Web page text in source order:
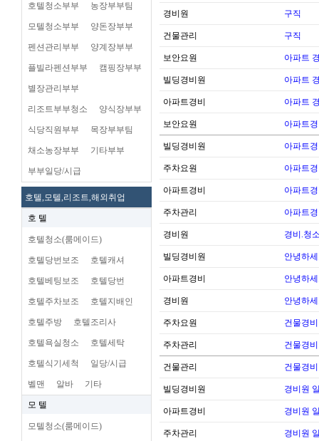
호텔청소부부 농장부부팀
모텔청소부부 양돈장부부
펜션관리부부 양계장부부
플빌라펜션부부 캠핑장부부
별장관리부부
리조트부부청소 양식장부부
식당직원부부 목장부부팀
채소농장부부 기타부부
부부일당/시급
호텔,모텔,리조트,해외취업
호 텔
호텔청소(룸메이드)
호텔당번보조 호텔캐셔
호텔베팅보조 호텔당번
호텔주차보조 호텔지배인
호텔주방 호텔조리사
호텔욕실청소 호텔세탁
호텔식기세척 일당/시급
벨맨 알바 기타
모 텔
모텔청소(룸메이드)
경비원 구직
건물관리 구직
보안요원 아파트
빌딩경비원 아파트
아파트경비 아파트
보안요원 아파트
빌딩경비원 아파트
주차요원 아파트
아파트경비 아파트
주차관리 아파트
경비원 경비.청
빌딩경비원 안녕하
아파트경비 안녕하
경비원 안녕하
주차요원 건물경
주차관리 건물경
건물관리 건물경
빌딩경비원 경비원
아파트경비 경비원
주차관리 경비원